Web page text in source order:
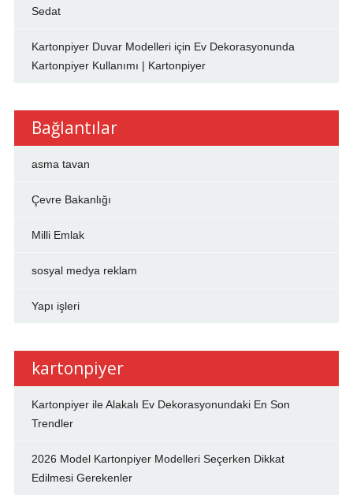
Sedat
Kartonpiyer Duvar Modelleriiçin Ev Dekorasyonunda
Kartonpiyer Kullanımı | Kartonpiyer
Bağlantılar
asma tavan
Çevre Bakanlığı
Milli Emlak
sosyal medya reklam
Yapı işleri
kartonpiyer
Kartonpiyer ile Alakalı Ev Dekorasyonundaki En Son
Trendler
2026 Model Kartonpiyer Modelleri Seçerken Dikkat
Edilmesi Gerekenler